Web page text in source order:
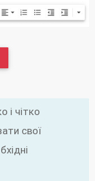
і чітко
свої